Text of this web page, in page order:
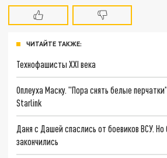
ЧИТАЙТЕ ТАКЖЕ:
Технофашисты XXI века
Оплеуха Маску. "Пора снять белые
Starlink
Даня с Дашей спаслись от боевиков ВСУ.
закончились